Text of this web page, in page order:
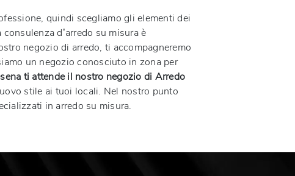
quindi scegliamo gli elementi dei
d’arredo su misura è
negozio di arredo, ti accompagneremo
un negozio conosciuto in zona per
ti attende il nostro negozio di Arredo
stile ai tuoi locali. Nel nostro punto
in arredo su misura.